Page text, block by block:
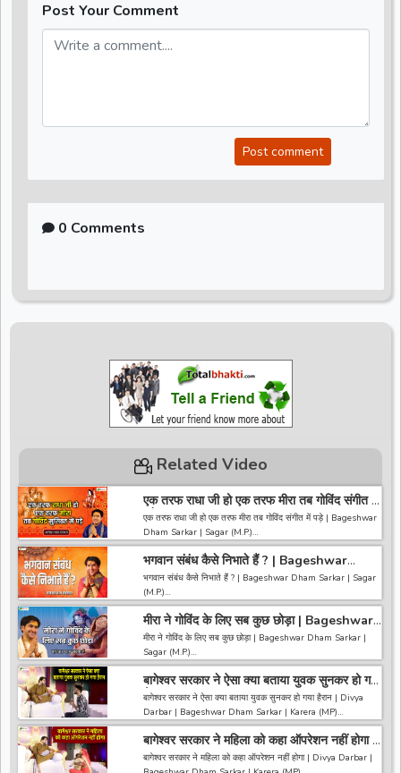
Post Your Comment
Post comment
0 Comments
Related Video
एक तरफ राधा जी हो एक तरफ मीरा तब गोविंद संगीत में
पड़े | Bageshwar Dham Sarkar | Sagar
(M.P.)
एक तरफ राधा जी हो एक तरफ मीरा तब गोविंद संगीत में पड़े | Bageshwar
Dham Sarkar | Sagar (M.P.)
------------------------------------------------------------------
------------------------------------
अगर आपको हमारी वीडियो अच्छी लगी तो हमारे चैनल को सब्सक्राइब करना
ना भूले और वीडियो को लाइक करे कमेंट करे और शेयर करे.
https://bit.ly/2HNBbHd
------------------------------------------------------------------
---------------------
भगवान संबंध कैसे निभाते हैं ? | Bageshwar
Dham Sarkar | Sagar (M.P.)
भगवान संबंध कैसे निभाते हैं ? | Bageshwar Dham Sarkar | Sagar
(M.P.)
------------------------------------------------------------------
------------------------------------
अगर आपको हमारी वीडियो अच्छी लगी तो हमारे चैनल को सब्सक्राइब करना
ना भूले और वीडियो को लाइक करे कमेंट करे और शेयर करे.
https://bit.ly/2HNBbHd
------------------------------------------------------------------
-----------------------------------------
मीरा ने गोविंद के लिए सब कुछ छोड़ा | Bageshwar
Dham Sarkar | Sagar (M.P.)
मीरा ने गोविंद के लिए सब कुछ छोड़ा | Bageshwar Dham Sarkar |
Sagar (M.P.)
------------------------------------------------------------------
------------------------------------
अगर आपको हमारी वीडियो अच्छी लगी तो हमारे चैनल को सब्सक्राइब करना
ना भूले और वीडियो को लाइक करे कमेंट करे और शेयर करे.
https://bit.ly/2HNBbHd
------------------------------------------------------------------
-----------------------------------------
बागेश्वर सरकार ने ऐसा क्या बताया युवक सुनकर हो गया
हैरान | Divya Darbar | Bageshwar Dham |
Karera
बागेश्वर सरकार ने ऐसा क्या बताया युवक सुनकर हो गया हैरान | Divya
Darbar | Bageshwar Dham Sarkar | Karera (MP)
~~~~~~~~~~~~~~~~~~~~~~~~~~~~~~~~~~~~~~~~~~~~
~~~~~~~~
अगर आपको हमारी वीडियो अच्छी लगी तो हमारे चैनल को सब्सक्राइब करना
बागेश्वर सरकार ने महिला को कहा ऑपरेशन नहीं होगा |
Divya Darbar | Bageshwar Dham |
Karera
बागेश्वर सरकार ने महिला को कहा ऑपरेशन नहीं होगा | Divya Darbar |